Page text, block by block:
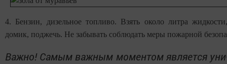
4. Бензин, дизельное топливо. Взять около литра
домик, поджечь. Не забывать соблюдать меры пожарной
Важно! Самым важным моментом является